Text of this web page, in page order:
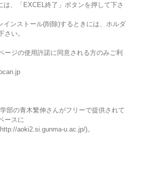
は、「EXCEL終了」ボタンを押して下さ
インストール(削除)するときには、ホルダ
さい。
ージの使用許諾に同意される方のみご利
部の青木繁伸さんがフリーで提供されて
ースに
aoki2.si.gunma-u.ac.jp/)。